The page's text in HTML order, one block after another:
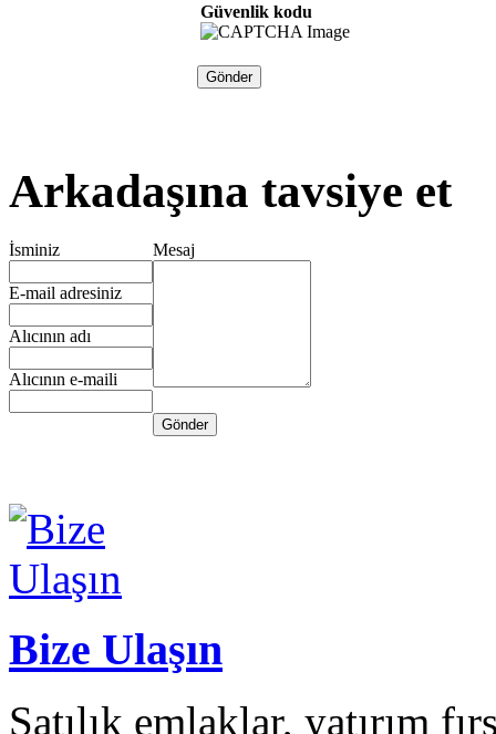
Güvenlik kodu
Arkadaşına tavsiye et
İsminiz
E-mail adresiniz
Alıcının adı
Alıcının e-maili
Mesaj
Bize Ulaşın
Satılık emlaklar, yatırım